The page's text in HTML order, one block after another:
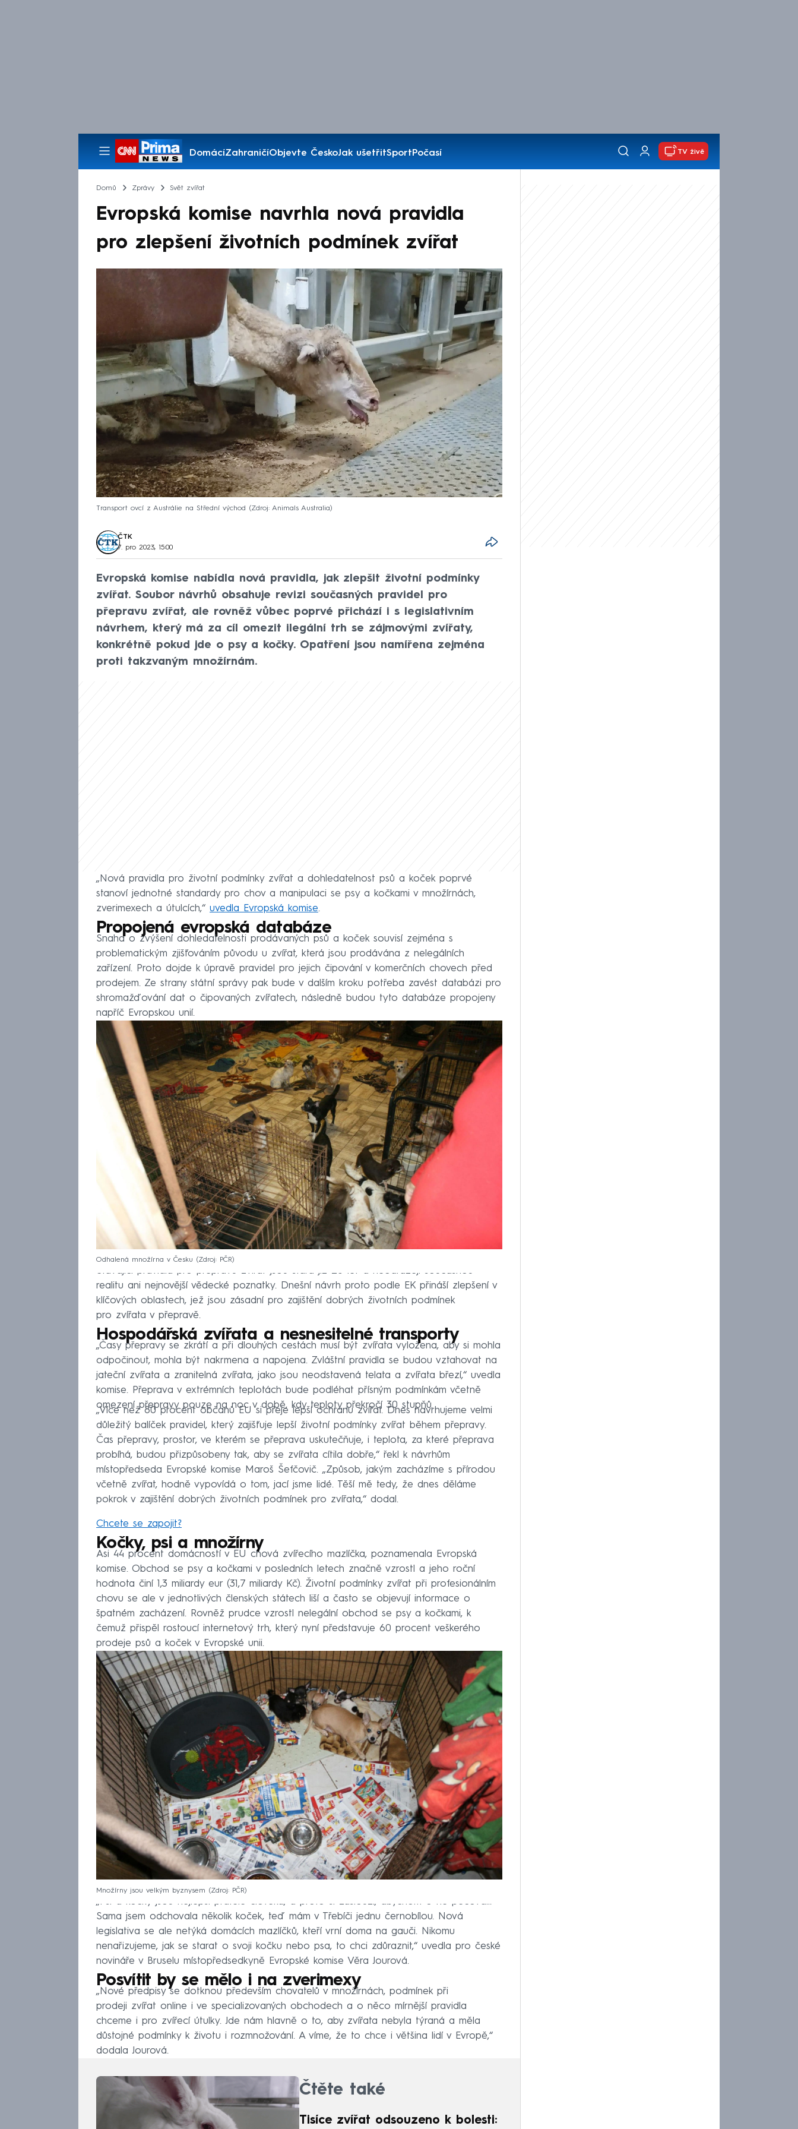
DomácíZahraničíObjevte ČeskoJak ušetřitSportPočasí
Pořady
TV živě
Domů Zprávy Svět zvířat
Evropská komise navrhla nová pravidla
pro zlepšení životních podmínek zvířat
Transport ovcí z Austrálie na Střední východ Zdroj: Animals Australia
ČTK
7. pro 2023, 15:00
Evropská komise nabídla nová pravidla, jak zlepšit životní podmínky
zvířat. Soubor návrhů obsahuje revizi současných pravidel pro
přepravu zvířat, ale rovněž vůbec poprvé přichází i s legislativním
návrhem, který má za cíl omezit ilegální trh se zájmovými zvířaty,
konkrétně pokud jde o psy a kočky. Opatření jsou namířena zejména
proti takzvaným množírnám.
„Nová pravidla pro životní podmínky zvířat a dohledatelnost psů a koček poprvé
stanoví jednotné standardy pro chov a manipulaci se psy a kočkami v množírnách,
zverimexech a útulcích,“ uvedla Evropská komise.
Propojená evropská databáze
Snaha o zvýšení dohledatelnosti prodávaných psů a koček souvisí zejména s
problematickým zjišťováním původu u zvířat, která jsou prodávána z nelegálních
zařízení. Proto dojde k úpravě pravidel pro jejich čipování v komerčních chovech před
prodejem. Ze strany státní správy pak bude v dalším kroku potřeba zavést databázi pro
shromažďování dat o čipovaných zvířatech, následně budou tyto databáze propojeny
napříč Evropskou unií.
Odhalená množírna v Česku Zdroj: PČR
Stávající pravidla pro přepravu zvířat jsou stará již 20 let a neodrážejí současnou
realitu ani nejnovější vědecké poznatky. Dnešní návrh proto podle EK přináší zlepšení v
klíčových oblastech, jež jsou zásadní pro zajištění dobrých životních podmínek
pro zvířata v přepravě.
Hospodářská zvířata a nesnesitelné transporty
„Časy přepravy se zkrátí a při dlouhých cestách musí být zvířata vyložena, aby si mohla
odpočinout, mohla být nakrmena a napojena. Zvláštní pravidla se budou vztahovat na
jateční zvířata a zranitelná zvířata, jako jsou neodstavená telata a zvířata březí,“ uvedla
komise. Přeprava v extrémních teplotách bude podléhat přísným podmínkám včetně
omezení přepravy pouze na noc v době, kdy teploty překročí 30 stupňů.
„Více než 80 procent občanů EU si přeje lepší ochranu zvířat. Dnes navrhujeme velmi
důležitý balíček pravidel, který zajišťuje lepší životní podmínky zvířat během přepravy.
Čas přepravy, prostor, ve kterém se přeprava uskutečňuje, i teplota, za které přeprava
probíhá, budou přizpůsobeny tak, aby se zvířata cítila dobře,“ řekl k návrhům
místopředseda Evropské komise Maroš Šefčovič. „Způsob, jakým zacházíme s přírodou
včetně zvířat, hodně vypovídá o tom, jací jsme lidé. Těší mě tedy, že dnes děláme
pokrok v zajištění dobrých životních podmínek pro zvířata,“ dodal.
Chcete se zapojit?
Kočky, psi a množírny
Asi 44 procent domácností v EU chová zvířecího mazlíčka, poznamenala Evropská
komise. Obchod se psy a kočkami v posledních letech značně vzrostl a jeho roční
hodnota činí 1,3 miliardy eur (31,7 miliardy Kč). Životní podmínky zvířat při profesionálním
chovu se ale v jednotlivých členských státech liší a často se objevují informace o
špatném zacházení. Rovněž prudce vzrostl nelegální obchod se psy a kočkami, k
čemuž přispěl rostoucí internetový trh, který nyní představuje 60 procent veškerého
prodeje psů a koček v Evropské unii.
Množírny jsou velkým byznysem Zdroj: PČR
„Psi a kočky jsou nejlepší přátelé člověka, a proto si zaslouží, abychom o ně pečovali.
Sama jsem odchovala několik koček, teď mám v Třebíči jednu černobílou. Nová
legislativa se ale netýká domácích mazlíčků, kteří vrní doma na gauči. Nikomu
nenařizujeme, jak se starat o svoji kočku nebo psa, to chci zdůraznit,“ uvedla pro české
novináře v Bruselu místopředsedkyně Evropské komise Věra Jourová.
Posvítit by se mělo i na zverimexy
„Nové předpisy se dotknou především chovatelů v množírnách, podmínek při
prodeji zvířat online i ve specializovaných obchodech a o něco mírnější pravidla
chceme i pro zvířecí útulky. Jde nám hlavně o to, aby zvířata nebyla týraná a měla
důstojné podmínky k životu i rozmnožování. A víme, že to chce i většina lidí v Evropě,“
dodala Jourová.
Čtěte také
Tisíce zvířat odsouzeno k bolesti: